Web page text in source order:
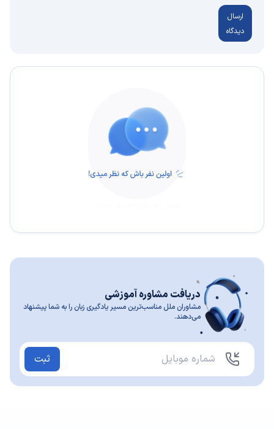
ارسال
دیدگاه
دریافت مشاوره آموزشی
مشاوران ملل مناسب‌ترین مسیر یادگیری زبان را به شما پیشنهاد
می‌دهند.
ثبت